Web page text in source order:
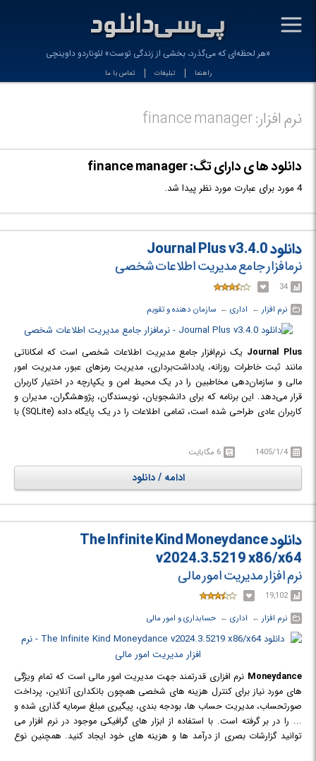
-
«هر لحظه‌ای که می‌گذرد، بخشی از زندگی توست» لئوناردو داوینچی
راهنما تبلیغات تماس با ما
نرم افزار: finance manager
دانلود ها ی دارای تگ: finance manager
4 مورد برای عبارت مورد نظر پیدا شد.
دانلود Journal Plus v3.4.0
نرم‎افزار جامع مدیریت اطلاعات شخصی
34
نرم افزار ← ‏ اداری ← ‏ سازمان دهنده و تقویم
Journal Plus یک نرم‌افزار جامع مدیریت اطلاعات شخصی است که امکاناتی
مانند ثبت خاطرات روزانه، یادداشت‌برداری، مدیریت رمزهای عبور، مدیریت امور
مالی و سازمان‌دهی مخاطبین را در یک محیط امن و یکپارچه در اختیار کاربران
قرار می‌دهد. این برنامه که برای دانشجویان، نویسندگان، پژوهشگران، مدیران و
کاربران عادی طراحی شده است، تمامی اطلاعات را در یک پایگاه داده (SQLite) با
به یک فضای کاری کامل برای مدیریت اطلاعات شخصی و کاری، بدون نیاز به
سرویس‌های ابری، تبدیل شود.
1405/1/4 6 مگابایت
ادامه / دانلود
دانلود The Infinite Kind Moneydance
v2024.3.5219 x86/x64
نرم افزار مدیریت امور مالی
19,102
نرم افزار ← ‏ اداری ← ‏ حسابداری و امور مالی
Moneydance نرم افزاری قدرتمند جهت مدیریت امور مالی است که تمام ویژگی
های مورد نیاز برای کنترل هزینه های شخصی همچون بانکداری آنلاین، پرداخت
صورتحساب، مدیریت حساب ها، بودجه بندی، پیگیری مبلغ سرمایه گذاری شده و
... را در بر گرفته است. با استفاده از ابزار های گرافیکی موجود در نرم افزار می
توانید گزارشات بصری از درآمد ها و هزینه های خود ایجاد کنید. همچنین نوع